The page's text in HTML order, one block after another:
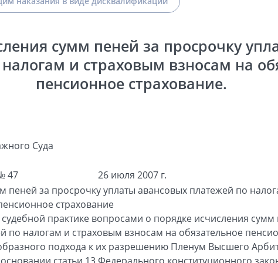
сумм пеней за просрочку
и страховым взносам на
пенсионное страхование.
Суда
47
26 июля 2007 г.
пеней за просрочку уплаты авансовых платежей по
страхование
практике вопросами о порядке исчисления сумм
по налогам и страховым взносам на обязательное
подхода к их разрешению Пленум Высшего